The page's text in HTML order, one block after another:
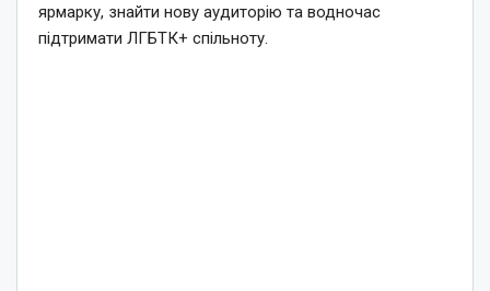
ярмарку, знайти нову аудиторію та водночас
підтримати ЛГБТК+ спільноту.